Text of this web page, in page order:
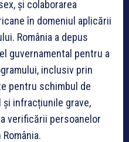
și colaborarea
în domeniul aplicării
România a depus
guvernamental pentru a
inclusiv prin
pentru schimbul de
infracțiunile grave,
verificării persoanelor